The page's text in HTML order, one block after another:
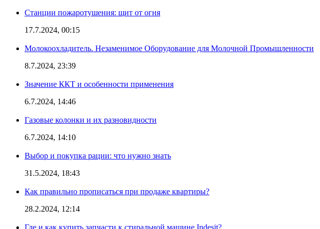
Станции пожаротушения: щит от огня
17.7.2024, 00:15
Молокоохладитель. Незаменимое Оборудование для Молочной Промышленности
8.7.2024, 23:39
Значение ККТ и особенности применения
6.7.2024, 14:46
Газовые колонки и их разновидности
6.7.2024, 14:10
Выбор и покупка рации: что нужно знать
31.5.2024, 18:43
Как правильно прописаться при продаже квартиры?
28.2.2024, 12:14
Где и как купить запчасти к стиральной машине Indesit?